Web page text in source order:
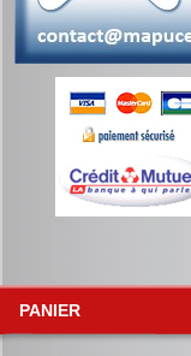
PANIER